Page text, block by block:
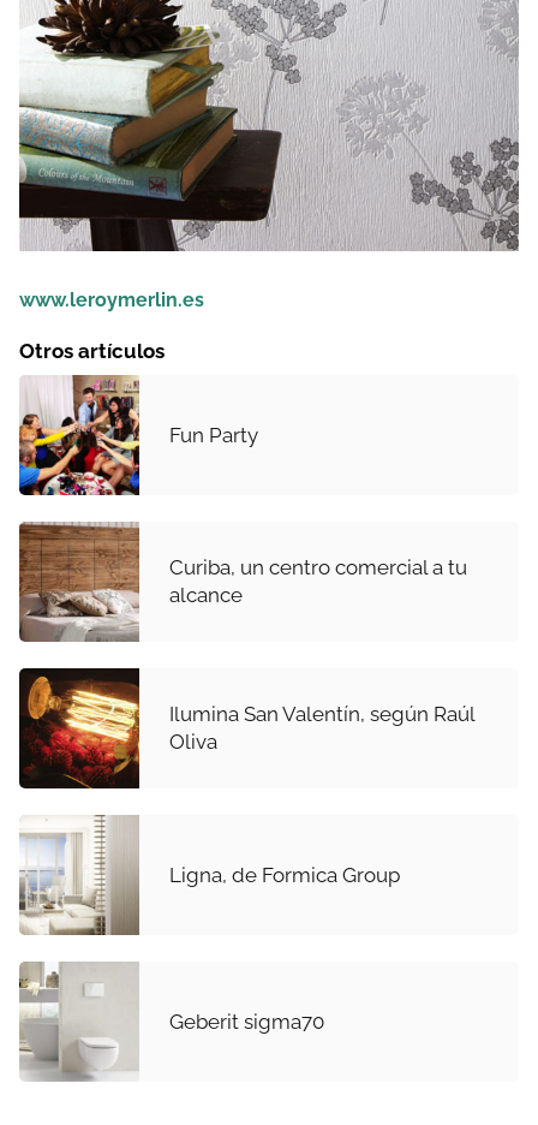
www.leroymerlin.es
Otros artículos
Fun Party
Curiba, un centro comercial a tu
alcance
Ilumina San Valentín, según Raúl
Oliva
Ligna, de Formica Group
Geberit sigma70